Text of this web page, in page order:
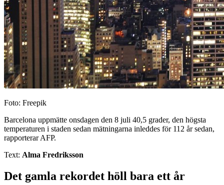
Foto: Freepik
Barcelona uppmätte onsdagen den 8 juli 40,5 grader, den högsta
temperaturen i staden sedan mätningarna inleddes för 112 år sedan,
rapporterar AFP.
Text: Alma Fredriksson
Det gamla rekordet höll bara ett år